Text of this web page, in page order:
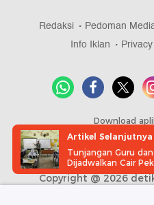
Redaksi Pedoman
Info Iklan
Download
Copyright @ 2026
Artikel Selanjutnya
Tunjangan Guru
Dijadwalkan Cair